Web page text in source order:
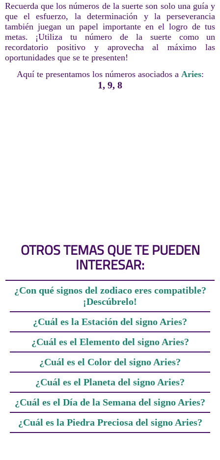
Recuerda que los números de la suerte son solo una guía y
que el esfuerzo, la determinación y la perseverancia
también juegan un papel importante en el logro de tus
metas. ¡Utiliza tu número de la suerte como un
recordatorio positivo y aprovecha al máximo las
oportunidades que se te presenten!
Aquí te presentamos los números asociados a Aries:
1, 9, 8
OTROS TEMAS QUE TE PUEDEN
INTERESAR:
¿Con qué signos del zodiaco eres compatible?
¡Descúbrelo!
¿Cuál es la Estación del signo Aries?
¿Cuál es el Elemento del signo Aries?
¿Cuál es el Color del signo Aries?
¿Cuál es el Planeta del signo Aries?
¿Cuál es el Día de la Semana del signo Aries?
¿Cuál es la Piedra Preciosa del signo Aries?